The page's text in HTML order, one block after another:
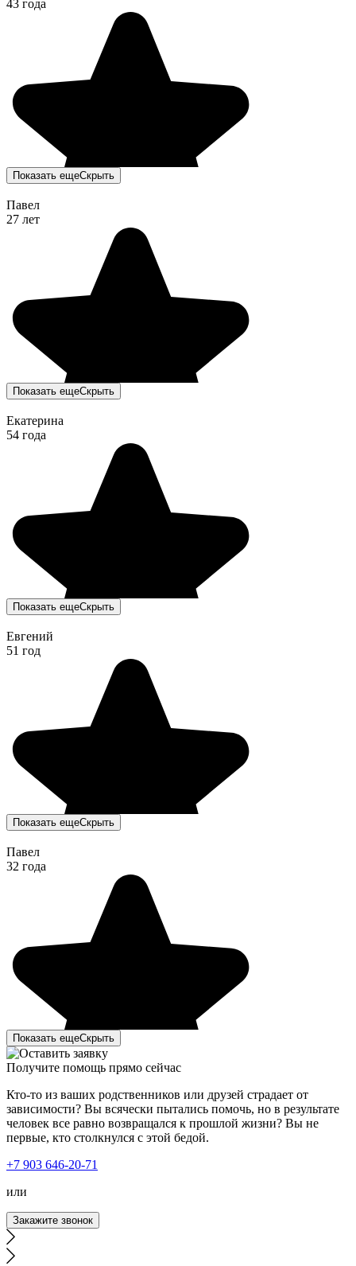
Тайм-Клиник - лучшая служба вызова врача на дом.
Квалифицированные специалисты, адекватные цены,
по предоплате, и это разумно, ведь на вызовы, которые
ездит ваша бригада, можно ожидать что угодно. Я сам в
ту ночь, смог очухаться спустя 20 минут звонков в
домофон. Бригада не уезжала, а дозванивалась до меня
до пьяного.
43 года
Показать ещеСкрыть
Павел
27 лет
Показать ещеСкрыть
Екатерина
54 года
Показать ещеСкрыть
Евгений
51 год
Показать ещеСкрыть
Павел
32 года
Показать ещеСкрыть
Получите помощь прямо сейчас
Кто-то из ваших родственников или друзей страдает от
зависимости? Вы всячески пытались помочь, но в результате
человек все равно возвращался к прошлой жизни? Вы не
первые, кто столкнулся с этой бедой.
+7 903 646-20-71
или
Закажите звонок